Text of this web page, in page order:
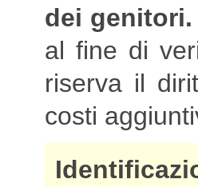
dei genitori.
al fine di
riserva il
costi